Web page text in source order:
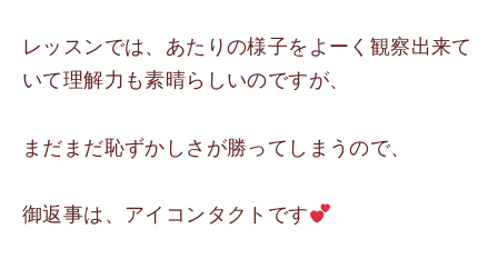
レッスンでは、あたりの様子をよーく観察出来て
いて理解力も素晴らしいのですが、
まだまだ恥ずかしさが勝ってしまうので、
御返事は、アイコンタクトです